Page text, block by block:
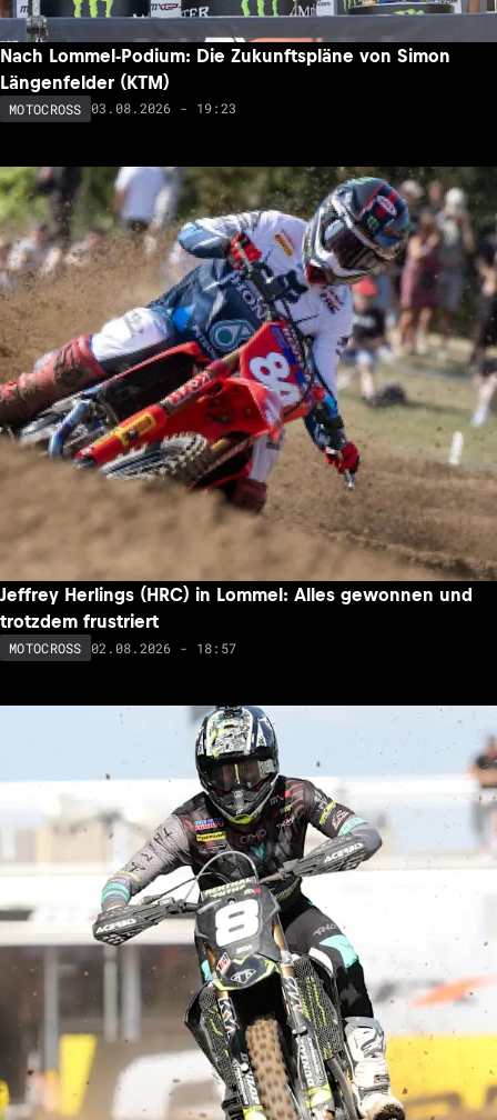
Nach Lommel-Podium: Die Zukunftspläne von Simon
Längenfelder (KTM)
MOTOCROSS 03.08.2026 - 19:23
Jeffrey Herlings (HRC) in Lommel: Alles gewonnen und
trotzdem frustriert
MOTOCROSS 02.08.2026 - 18:57